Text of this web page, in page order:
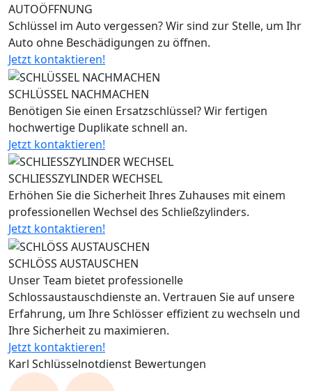
AUTOÖFFNUNG
Schlüssel im Auto vergessen? Wir sind zur Stelle, um Ihr
Auto ohne Beschädigungen zu öffnen.
Jetzt kontaktieren!
SCHLÜSSEL NACHMACHEN
Benötigen Sie einen Ersatzschlüssel? Wir fertigen
hochwertige Duplikate schnell an.
Jetzt kontaktieren!
SCHLIESSZYLINDER WECHSEL
Erhöhen Sie die Sicherheit Ihres Zuhauses mit einem
professionellen Wechsel des Schließzylinders.
Jetzt kontaktieren!
SCHLÖSS AUSTAUSCHEN
Unser Team bietet professionelle
Schlossaustauschdienste an. Vertrauen Sie auf unsere
Erfahrung, um Ihre Schlösser effizient zu wechseln und
Ihre Sicherheit zu maximieren.
Jetzt kontaktieren!
Karl Schlüsselnotdienst Bewertungen